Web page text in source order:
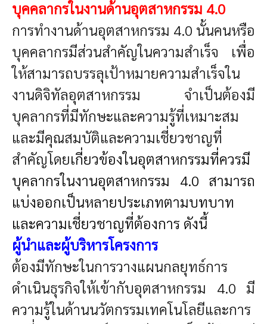
บุคคลากรในงานด้านอุตสาหกรรม 4.0
การทำงานด้านอุตสาหกรรม 4.0 นั้นคนหรือ
บุคคลากรมีส่วนสำคัญในความสำเร็จ เพื่อ
ให้สามารถบรรลุเป้าหมายความสำเร็จใน
งานดิจิทัลอุตสาหกรรม จำเป็นต้องมี
บุคลากรที่มีทักษะและความรู้ที่เหมาะสม
และมีคุณสมบัติและความเชี่ยวชาญที่
สําคัญโดยเกี่ยวข้องในอุตสาหกรรมที่ควรมี
บุคลากรในงานอุตสาหกรรม 4.0 สามารถ
แบ่งออกเป็นหลายประเภทตามบทบาท
และความเชี่ยวชาญที่ต้องการ ดังนี้
ผู้นำและผู้บริหารโครงการ
ต้องมีทักษะในการวางแผนกลยุทธ์การ
ดำเนินธุรกิจให้เข้ากับอุตสาหกรรม 4.0 มี
ความรู้ในด้านนวัตกรรมเทคโนโลยีและการ